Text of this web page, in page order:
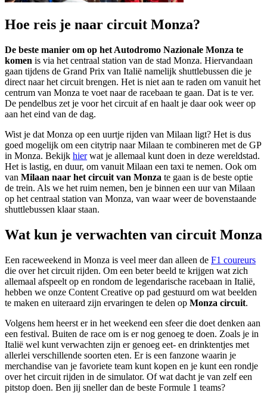
Hoe reis je naar circuit Monza?
De beste manier om op het Autodromo Nazionale Monza te
komen is via het centraal station van de stad Monza. Hiervandaan
gaan tijdens de Grand Prix van Italië namelijk shuttlebussen die je
direct naar het circuit brengen. Het is niet aan te raden om vanuit het
centrum van Monza te voet naar de racebaan te gaan. Dat is te ver.
De pendelbus zet je voor het circuit af en haalt je daar ook weer op
aan het eind van de dag.
Wist je dat Monza op een uurtje rijden van Milaan ligt? Het is dus
goed mogelijk om een citytrip naar Milaan te combineren met de GP
in Monza. Bekijk hierwat je allemaal kunt doen in deze wereldstad.
Het is lastig, en duur, om vanuit Milaan een taxi te nemen. Ook om
van Milaan naar het circuit van Monza te gaan is de beste optie
de trein. Als we het ruim nemen, ben je binnen een uur van Milaan
op het centraal station van Monza, van waar weer de bovenstaande
shuttlebussen klaar staan.
Wat kun je verwachten van circuit Monza
Een raceweekend in Monza is veel meer dan alleen de F1 coureurs
die over het circuit rijden. Om een beter beeld te krijgen wat zich
allemaal afspeelt op en rondom de legendarische racebaan in Italië,
hebben we onze Content Creative op pad gestuurd om wat beelden
te maken en uiteraard zijn ervaringen te delen op Monza circuit.
Volgens hem heerst er in het weekend een sfeer die doet denken aan
een festival. Buiten de race om is er nog genoeg te doen. Zoals je in
Italië wel kunt verwachten zijn er genoeg eet- en drinktentjes met
allerlei verschillende soorten eten. Er is een fanzone waarin je
merchandise van je favoriete team kunt kopen en je kunt een rondje
over het circuit rijden in de simulator. Of wat dacht je van zelf een
pitstop doen. Ben jij sneller dan de beste Formule 1 teams?